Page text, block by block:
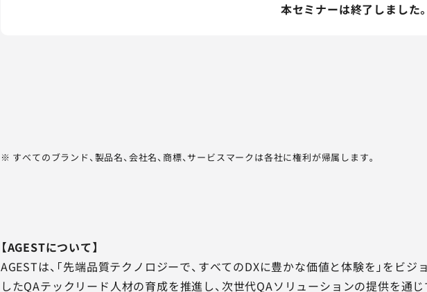
本セミナーは終了しました
※ すべてのブランド、製品名、会社名、商標、サービスマークは各社に権利が帰属します。
【AGESTについて】
AGESTは、「先端品質テクノロジーで、すべてのDXに豊かな価値と体験を」をビ
したQAテックリード人材の育成を推進し、次世代QAソリューションの提供を通